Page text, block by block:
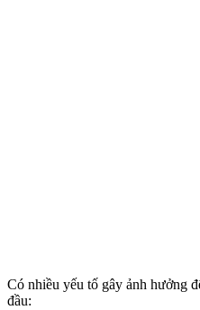
Có nhiều yếu tố gây ảnh hưởng
đầu: